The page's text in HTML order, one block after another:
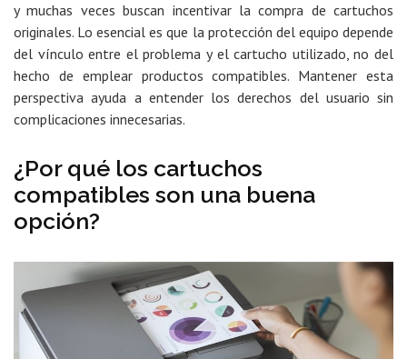
y muchas veces buscan incentivar la compra de cartuchos
originales. Lo esencial es que la protección del equipo depende
del vínculo entre el problema y el cartucho utilizado, no del
hecho de emplear productos compatibles. Mantener esta
perspectiva ayuda a entender los derechos del usuario sin
complicaciones innecesarias.
¿Por qué los cartuchos
compatibles son una buena
opción?